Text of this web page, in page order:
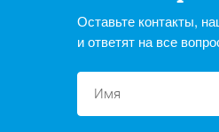
Оставьте контакты,
и ответят на все